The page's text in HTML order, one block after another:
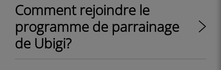
Comment rejoindre le
programme de parrainage
de Ubigi?